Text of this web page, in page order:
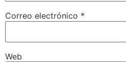
Correo electrónico *
Web